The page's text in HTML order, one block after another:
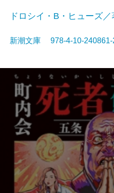
ドロシイ・B・ヒューズ
新潮文庫 978-4-10-